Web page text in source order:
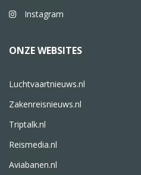
Instagram
ONZE WEBSITES
Luchtvaartnieuws.nl
Zakenreisnieuws.nl
Triptalk.nl
Reismedia.nl
Aviabanen.nl